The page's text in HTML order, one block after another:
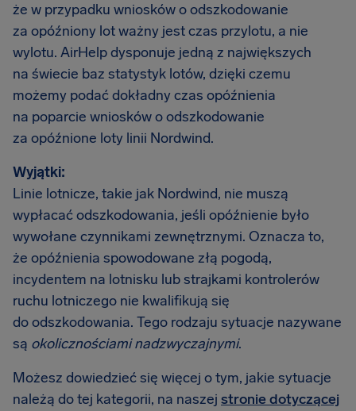
że w przypadku wniosków o odszkodowanie
za opóźniony lot ważny jest czas przylotu, a nie
wylotu. AirHelp dysponuje jedną z największych
na świecie baz statystyk lotów, dzięki czemu
możemy podać dokładny czas opóźnienia
na poparcie wniosków o odszkodowanie
za opóźnione loty linii Nordwind.
Wyjątki:
Linie lotnicze, takie jak Nordwind, nie muszą
wypłacać odszkodowania, jeśli opóźnienie było
wywołane czynnikami zewnętrznymi. Oznacza to,
że opóźnienia spowodowane złą pogodą,
incydentem na lotnisku lub strajkami kontrolerów
ruchu lotniczego nie kwalifikują się
do odszkodowania. Tego rodzaju sytuacje nazywane
są okolicznościami nadzwyczajnymi.
Możesz dowiedzieć się więcej o tym, jakie sytuacje
należą do tej kategorii, na naszej stronie dotyczącej